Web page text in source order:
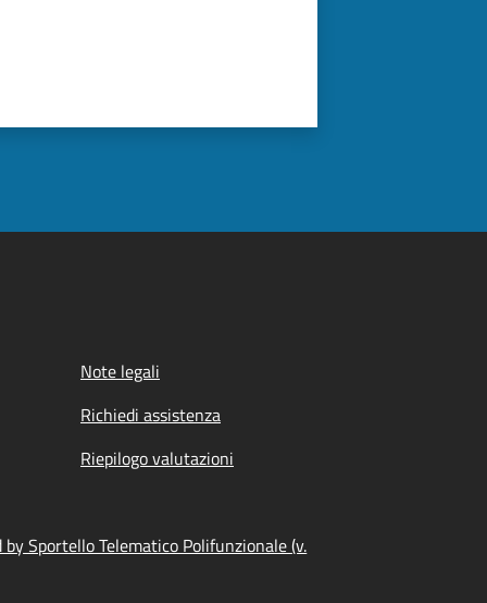
Note legali
Richiedi assistenza
Riepilogo valutazioni
by Sportello Telematico Polifunzionale (v.